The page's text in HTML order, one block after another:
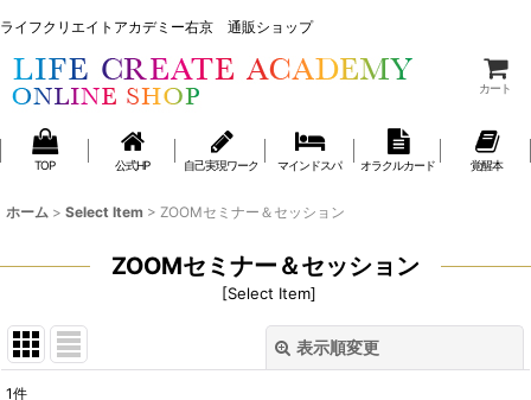
ライフクリエイトアカデミー右京 通販ショップ
カート
TOP 公式HP 自己実現ワーク マインドスパ オラクルカード 覚醒本
ホーム > Select Item > ZOOMセミナー＆セッション
ZOOMセミナー＆セッション
[Select Item]
表示順変更
1件